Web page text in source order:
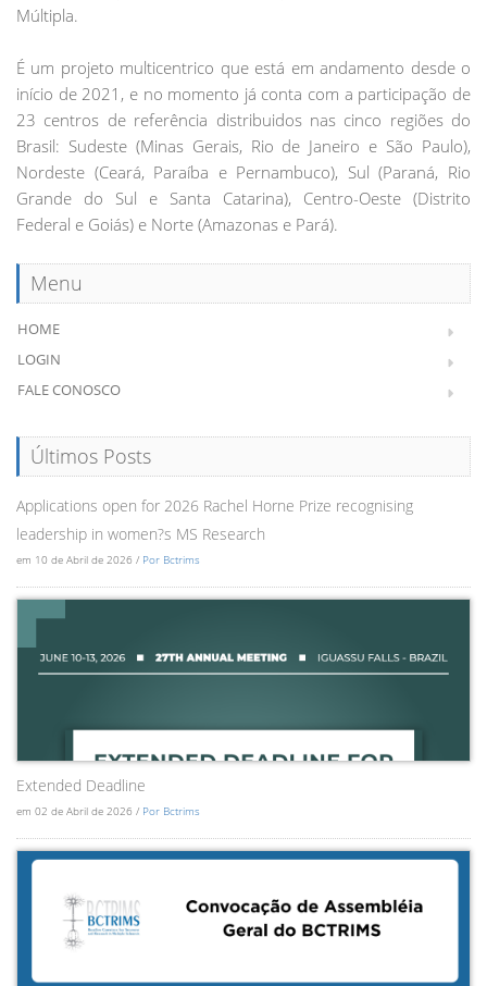
Múltipla.
É um projeto multicentrico que está em andamento desde o
início de 2021, e no momento já conta com a participação de
23 centros de referência distribuidos nas cinco regiões do
Brasil: Sudeste (Minas Gerais, Rio de Janeiro e São Paulo),
Nordeste (Ceará, Paraíba e Pernambuco), Sul (Paraná, Rio
Grande do Sul e Santa Catarina), Centro-Oeste (Distrito
Federal e Goiás) e Norte (Amazonas e Pará).
Menu
HOME
LOGIN
FALE CONOSCO
Últimos Posts
Applications open for 2026 Rachel Horne Prize recognising
leadership in women?s MS Research
em 10 de Abril de 2026 / Por Bctrims
Extended Deadline
em 02 de Abril de 2026 / Por Bctrims